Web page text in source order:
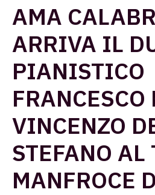
AMA
ARRIVA IL
PIANISTICO
FRANCESCO
VINCENZO
STEFANO AL
MANFROCE